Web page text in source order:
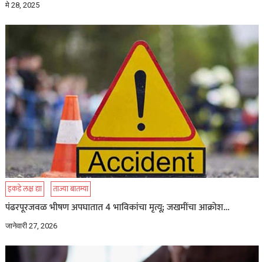
मे 28, 2025
इकडे लक्ष द्या ताज्या बातम्या
पंढरपूरजवळ भीषण अपघातात 4 भाविकांचा मृत्यू; जखमींचा आक्रोश…
जानेवारी 27, 2026